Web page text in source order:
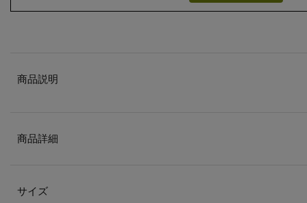
商品説明
商品詳細
サイズ